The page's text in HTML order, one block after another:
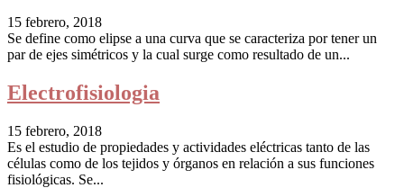
15 febrero, 2018
Se define como elipse a una curva que se caracteriza por tener un
par de ejes simétricos y la cual surge como resultado de un...
Electrofisiologia
15 febrero, 2018
Es el estudio de propiedades y actividades eléctricas tanto de las
células como de los tejidos y órganos en relación a sus funciones
fisiológicas. Se...